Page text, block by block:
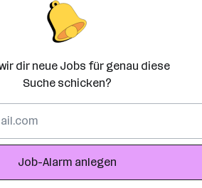
dir neue Jobs für genau diese
Suche schicken?
Job-Alarm anlegen